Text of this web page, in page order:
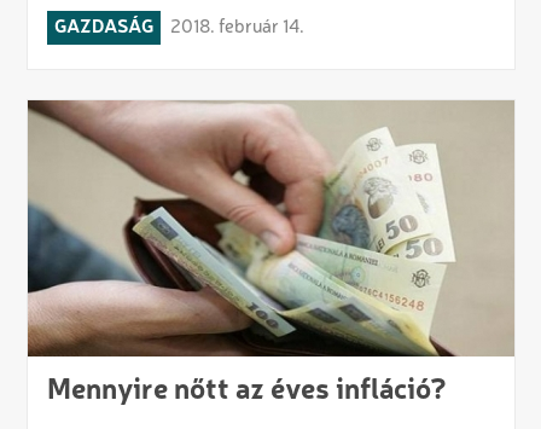
GAZDASÁG 2018. február 14.
Mennyire nőtt az éves infláció?